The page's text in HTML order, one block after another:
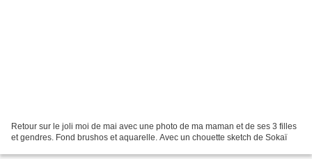
Retour sur le joli moi de mai avec une photo de ma maman et de ses 3 filles
et gendres. Fond brushos et aquarelle. Avec un chouette sketch de Sokaï